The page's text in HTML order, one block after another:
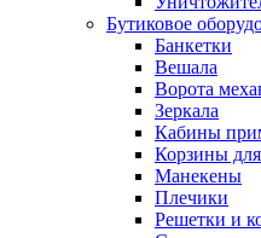
Бутиковое
Банкетки
Вешала
Ворота
Зеркала
Кабины
Корзины
Манекены
Плечики
Решетки и